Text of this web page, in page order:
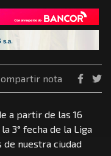
nota
a partir de las 16
3° fecha de la Liga
de nuestra ciudad